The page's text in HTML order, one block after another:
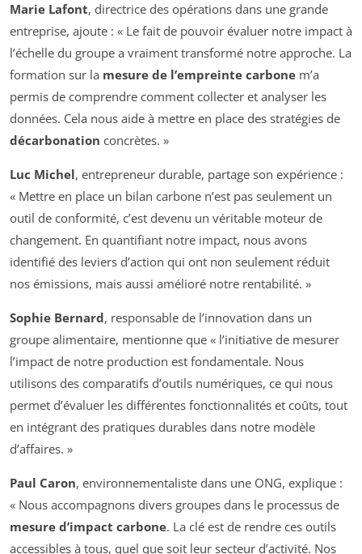
Marie Lafont, directrice des opérations dans une grande
entreprise, ajoute : « Le fait de pouvoir évaluer notre impact à
l’échelle du groupe a vraiment transformé notre approche. La
formation sur la mesure de l’empreinte carbone m’a
permis de comprendre comment collecter et analyser les
données. Cela nous aide à mettre en place des stratégies de
décarbonation concrètes. »
Luc Michel, entrepreneur durable, partage son expérience :
« Mettre en place un bilan carbone n’est pas seulement un
outil de conformité, c’est devenu un véritable moteur de
changement. En quantifiant notre impact, nous avons
identifié des leviers d’action qui ont non seulement réduit
nos émissions, mais aussi amélioré notre rentabilité. »
Sophie Bernard, responsable de l’innovation dans un
groupe alimentaire, mentionne que « l’initiative de mesurer
l’impact de notre production est fondamentale. Nous
utilisons des comparatifs d’outils numériques, ce qui nous
permet d’évaluer les différentes fonctionnalités et coûts, tout
en intégrant des pratiques durables dans notre modèle
d’affaires. »
Paul Caron, environnementaliste dans une ONG, explique :
« Nous accompagnons divers groupes dans le processus de
mesure d’impact carbone. La clé est de rendre ces outils
accessibles à tous, quel que soit leur secteur d’activité. Nos